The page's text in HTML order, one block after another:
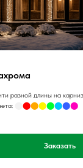
разной длины на
⬤⬤⬤⬤⬤⬤⬤
Заказать